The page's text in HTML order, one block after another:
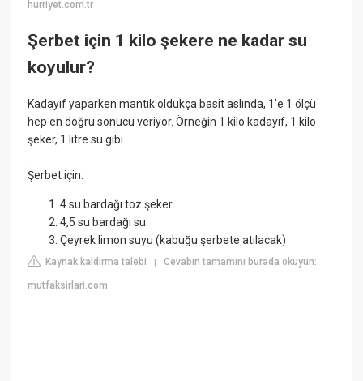
hurriyet.com.tr
Şerbet için 1 kilo şekere ne kadar su
koyulur?
Kadayıf yaparken mantık oldukça basit aslında, 1'e 1 ölçü
hep en doğru sonucu veriyor. Örneğin 1 kilo kadayıf, 1 kilo
şeker, 1 litre su gibi.
Şerbet için:
4 su bardağı toz şeker.
4,5 su bardağı su.
Çeyrek limon suyu (kabuğu şerbete atılacak)
Kaynak kaldırma talebi |Cevabın tamamını burada okuyun:
mutfaksirlari.com